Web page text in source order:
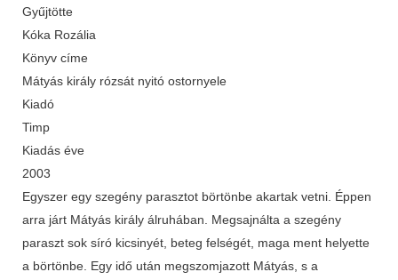
Gyűjtötte
Kóka Rozália
Könyv címe
Mátyás király rózsát nyitó ostornyele
Kiadó
Timp
Kiadás éve
2003
Egyszer egy szegény parasztot börtönbe akartak vetni. Éppen
arra járt Mátyás király álruhában. Megsajnálta a szegény
paraszt sok síró kicsinyét, beteg felségét, maga ment helyette
a börtönbe. Egy idő után megszomjazott Mátyás, s a